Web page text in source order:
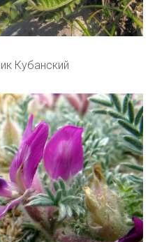
Кубанский